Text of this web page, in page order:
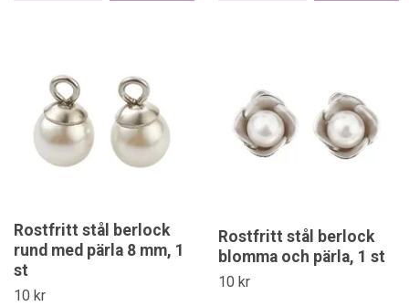
Rostfritt stål berlock
rund med pärla 8 mm, 1
st
10 kr
Rostfritt stål berlock
blomma och pärla, 1 st
10 kr